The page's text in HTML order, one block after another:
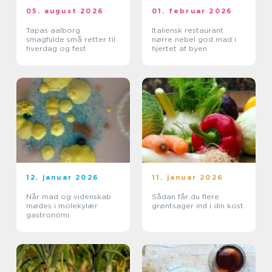
05. august 2026
Tapas aalborg
smagfulde små retter til
hverdag og fest
01. februar 2026
Italiensk restaurant
nørre nebel god mad i
hjertet af byen
12. januar 2026
Når mad og videnskab
mødes i molekylær
gastronomi
11. januar 2026
Sådan får du flere
grøntsager ind i din kost